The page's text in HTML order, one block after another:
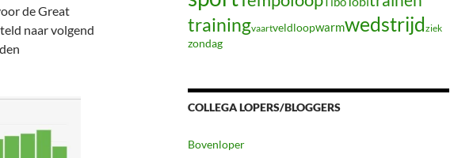
de Great
naar volgend
trainingvaartveldloopwarmwedstrijdziek
zondag
COLLEGA LOPERS/BLOGGERS
Bovenloper